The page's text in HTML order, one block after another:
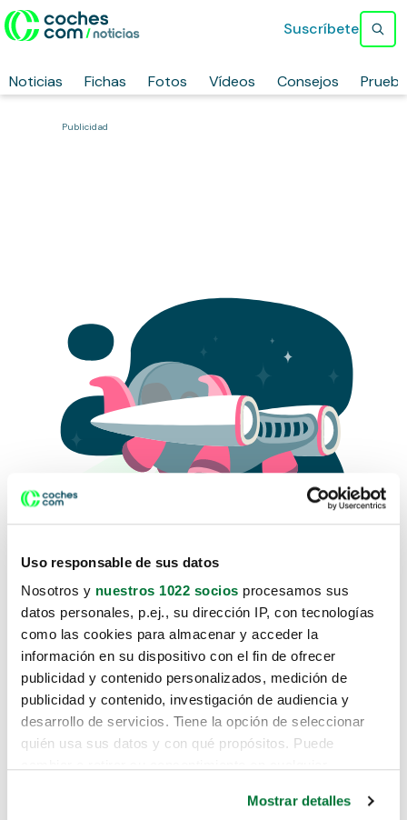
Uso responsable de sus datos
Nosotros y nuestros 1022 socios procesamos sus
datos personales, p.ej., su dirección IP, con tecnologías
como las cookies para almacenar y acceder la
información en su dispositivo con el fin de ofrecer
publicidad y contenido personalizados, medición de
publicidad y contenido, investigación de audiencia y
desarrollo de servicios. Tiene la opción de seleccionar
quién usa sus datos y con qué propósitos. Puede
Mostrar detalles
Noticias Fichas Fotos Vídeos Consejos
Suscríbete
Publicidad
Lo sentimos, no sabemos como
te hemos traido hasta aquí.
Pero puedes encontrar el coche que estás
buscando en alguno de estos enlaces: